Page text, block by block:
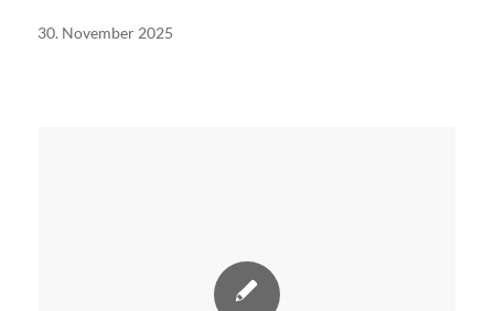
30. November 2025